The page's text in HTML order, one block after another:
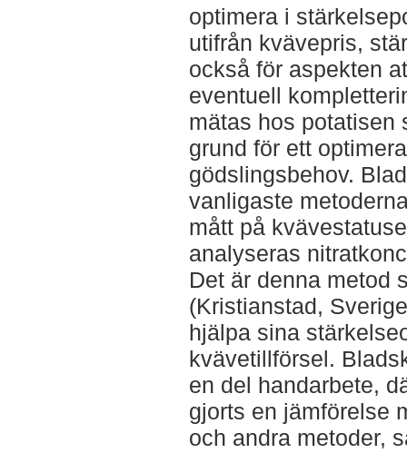
optimera i
utifrån kvävepris,
också för aspekten
eventuell
mätas hos potatisen
grund för ett
gödslingsbehov.
vanligaste
mått på
analyseras
Det är denna metod
(Kristianstad,
hjälpa sina
kvävetillförsel.
en del handarbete,
gjorts en jämförelse
och andra metoder,